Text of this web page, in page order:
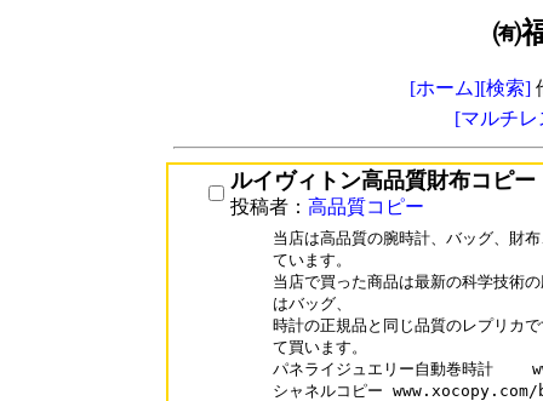
㈲
[ホーム][検索]
[マルチ
ルイヴィトン高品質財布コピー
投稿者： 高品質コピー
当店は高品質の腕時計、バッグ、財
ています。
当店で買った商品は最新の科学技術
はバッグ、
時計の正規品と同じ品質のレプリカ
て買います。
パネライジュエリー自動巻時計
シャネルコピー